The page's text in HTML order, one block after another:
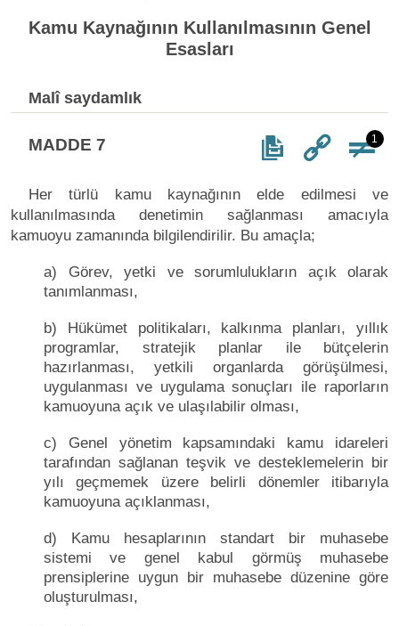
Kamu Kaynağının Kullanılmasının Genel
Esasları
Malî saydamlık
MADDE 7 1
Her türlü kamu kaynağının elde edilmesi ve
kullanılmasında denetimin sağlanması amacıyla
kamuoyu zamanında bilgilendirilir. Bu amaçla;
a) Görev, yetki ve sorumlulukların açık olarak
tanımlanması,
b) Hükümet politikaları, kalkınma planları, yıllık
programlar, stratejik planlar ile bütçelerin
hazırlanması, yetkili organlarda görüşülmesi,
uygulanması ve uygulama sonuçları ile raporların
kamuoyuna açık ve ulaşılabilir olması,
c) Genel yönetim kapsamındaki kamu idareleri
tarafından sağlanan teşvik ve desteklemelerin bir
yılı geçmemek üzere belirli dönemler itibarıyla
kamuoyuna açıklanması,
d) Kamu hesaplarının standart bir muhasebe
sistemi ve genel kabul görmüş muhasebe
prensiplerine uygun bir muhasebe düzenine göre
oluşturulması,